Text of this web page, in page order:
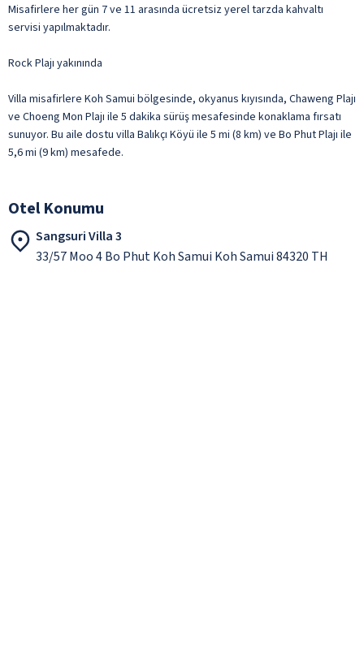
Misafirlere her gün 7 ve 11 arasında ücretsiz yerel tarzda kahvaltı
servisi yapılmaktadır.
Rock Plajı yakınında
Villa misafirlere Koh Samui bölgesinde, okyanus kıyısında, Chaweng Plajı
ve Choeng Mon Plajı ile 5 dakika sürüş mesafesinde konaklama fırsatı
sunuyor. Bu aile dostu villa Balıkçı Köyü ile 5 mi (8 km) ve Bo Phut Plajı ile
5,6 mi (9 km) mesafede.
Otel Konumu
Sangsuri Villa 3
33/57 Moo 4 Bo Phut Koh Samui Koh Samui 84320 TH